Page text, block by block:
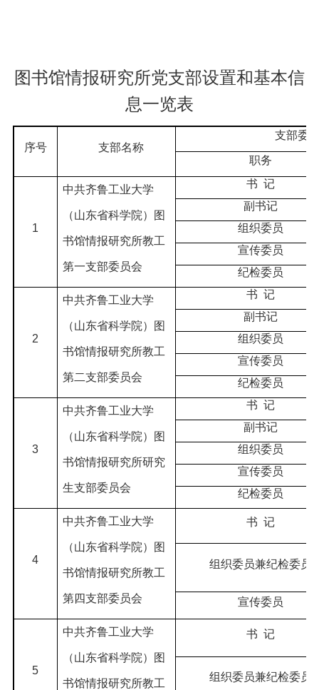
图书馆情报研究所党支部设置和基本信
息一览表
序号 支部名称
支部委
职务
1
中共齐鲁工业大学
（山东省科学院）图
书馆情报研究所教工
第一支部委员会
书 记
副书记
组织委员
宣传委员
纪检委员
2
中共齐鲁工业大学
（山东省科学院）图
书馆情报研究所教工
第二支部委员会
书 记
副书记
组织委员
宣传委员
纪检委员
3
中共齐鲁工业大学
（山东省科学院）图
书馆情报研究所研究
生支部委员会
书 记
副书记
组织委员
宣传委员
纪检委员
4
中共齐鲁工业大学
（山东省科学院）图
书馆情报研究所教工
第四支部委员会
书 记
组织委员兼纪检委员
宣传委员
5
中共齐鲁工业大学
（山东省科学院）图
书馆情报研究所教工
书 记
组织委员兼纪检委员